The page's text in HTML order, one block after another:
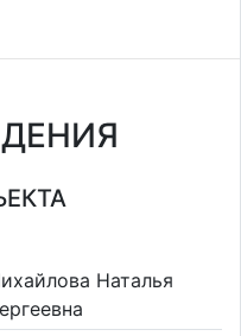
Наталья